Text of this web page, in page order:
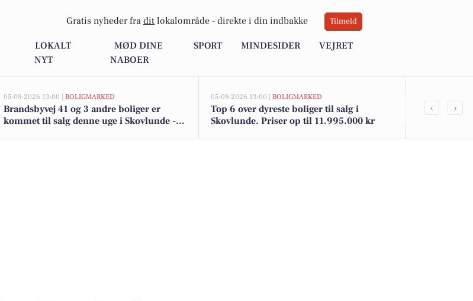
Gratis nyheder fra dit lokalområde - direkte i din indbakke Tilmeld
LOKALT
NYT
MØD DINE
NABOER
SPORT MINDESIDER VEJRET
05-08-2026 13:00 | BOLIGMARKED
Brandsbyvej 41 og 3 andre boliger er
kommet til salg denne uge i Skovlunde -
05-08-2026 13:00 | BOLIGMARKED
Top 6 over dyreste boliger til salg i
Skovlunde. Priser op til 11.995.000 kr
Frisk frugt
‹ ›